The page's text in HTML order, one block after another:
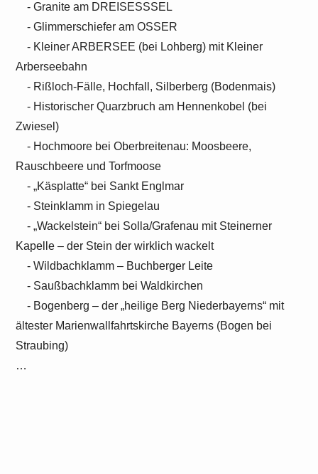
- Granite am DREISESSSEL
- Glimmerschiefer am OSSER
- Kleiner ARBERSEE (bei Lohberg) mit Kleiner
Arberseebahn
- Rißloch-Fälle, Hochfall, Silberberg (Bodenmais)
- Historischer Quarzbruch am Hennenkobel (bei
Zwiesel)
- Hochmoore bei Oberbreitenau: Moosbeere,
Rauschbeere und Torfmoose
- „Käsplatte“ bei Sankt Englmar
- Steinklamm in Spiegelau
- „Wackelstein“ bei Solla/Grafenau mit Steinerner
Kapelle – der Stein der wirklich wackelt
- Wildbachklamm – Buchberger Leite
- Saußbachklamm bei Waldkirchen
- Bogenberg – der „heilige Berg Niederbayerns“ mit
ältester Marienwallfahrtskirche Bayerns (Bogen bei
Straubing)
…